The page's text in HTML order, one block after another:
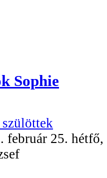
Sophie
február 25.